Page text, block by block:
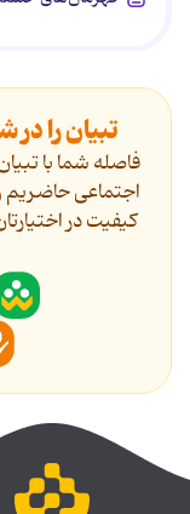
تبیان را
فاصله شما با
اجتماعی حاضریم
کیفیت در